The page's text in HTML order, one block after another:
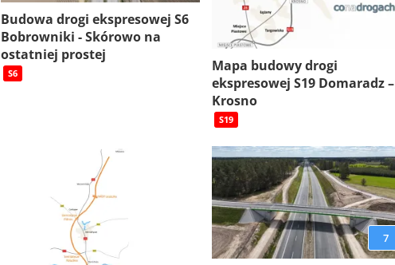
Budowa drogi ekspresowej S6
Bobrowniki - Skórowo na
ostatniej prostej
S6
Mapa budowy drogi
ekspresowej S19 Domaradz –
Krosno
S19
7